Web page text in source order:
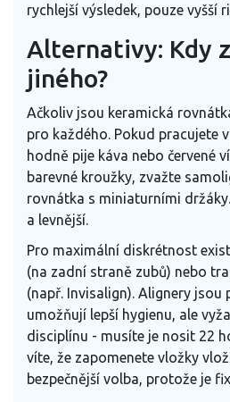
rychlejší výsledek, pouze vyšší
Alternativy: Kdy
jiného?
Ačkoliv jsou keramická
pro každého. Pokud pracujete
hodně pije káva nebo červené
barevné kroužky, zvažte
rovnátka s miniaturními
a levnější.
Pro maximální diskrétnost
(na zadní straně zubů) nebo
(např. Invisalign). Alignery jsou
umožňují lepší hygienu, ale
disciplínu - musíte je nosit 22
víte, že zapomenete vložky
bezpečnější volba, protože je